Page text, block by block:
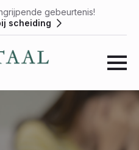
gebeurtenis!
scheiding